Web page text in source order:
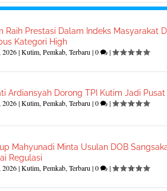
Raih Prestasi Dalam Indeks Masyarakat
Kategori High
2026|Kutim, Pemkab, Terbaru |0 |
Ardiansyah Dorong TPI Kutim Jadi
2026|Kutim, Pemkab, Terbaru |0 |
Mahyunadi Minta Usulan DOB
Regulasi
2026|Kutim, Pemkab, Terbaru |0 |